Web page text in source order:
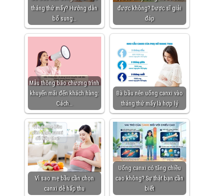
tháng thứ mấy? Hướng dẫn
bổ sung…
được không? Dược sĩ giải
đáp
Mẫu thông báo chương trình
khuyến mãi đến khách hàng:
Cách…
Bà bầu nên uống canxi vào
tháng thứ mấy là hợp lý
Vì sao mẹ bầu cần chọn
canxi dễ hấp thu
Uống canxi có tăng chiều
cao không? Sự thật bạn cần
biết